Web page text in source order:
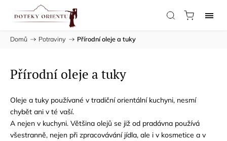
Domů / Potraviny / Přírodní oleje a tuky
Přírodní oleje a tuky
Oleje a tuky používané v tradiční orientální kuchyni, nesmí
chybět ani v té vaší.
A nejen v kuchyni. Většina olejů se již od pradávna používá
všestranně, nejen při zpracovávání jídla, ale i v kosmetice a v